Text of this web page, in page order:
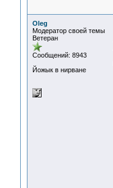
Oleg
Модератор своей темы
Ветеран
Сообщений: 8943
Йожык в нирване